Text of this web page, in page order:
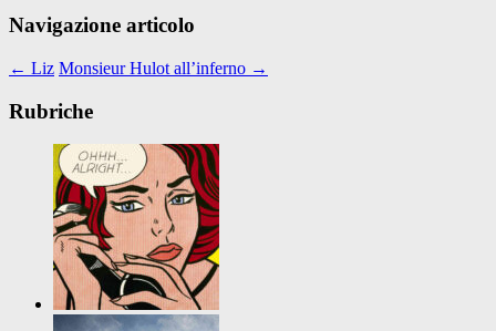
Navigazione articolo
← Liz Monsieur Hulot all’inferno →
Rubriche